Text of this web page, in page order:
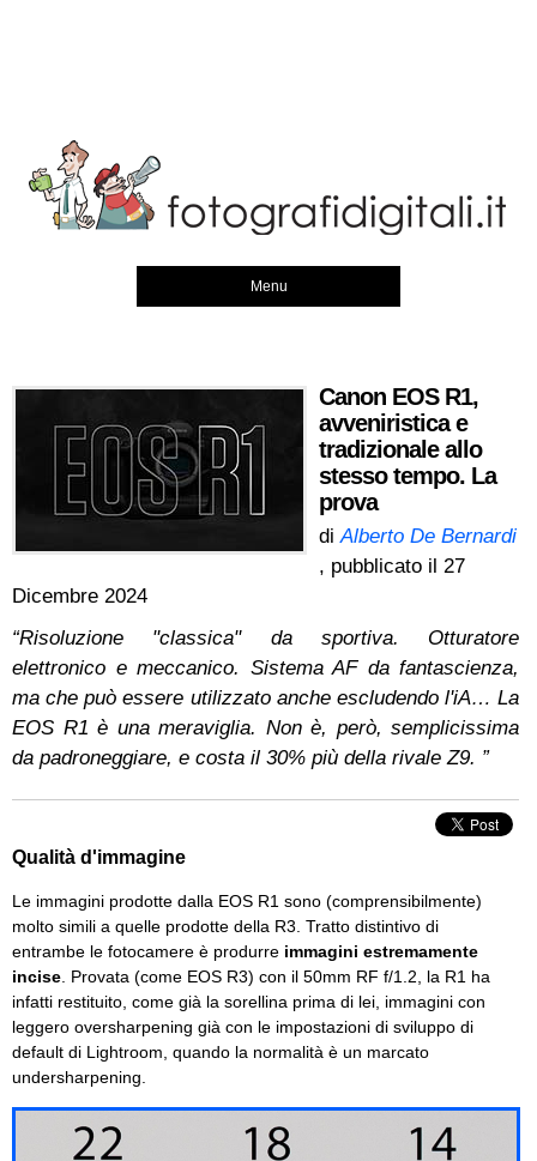
Menu
Canon EOS R1,
avveniristica e
tradizionale allo
stesso tempo. La
prova
diAlberto De Bernardi
, pubblicato il 27
Dicembre 2024
“Risoluzione "classica" da sportiva. Otturatore
elettronico e meccanico. Sistema AF da fantascienza,
ma che può essere utilizzato anche escludendo l'iA… La
EOS R1 è una meraviglia. Non è, però, semplicissima
da padroneggiare, e costa il 30% più della rivale Z9. ”
Qualità d'immagine
Le immagini prodotte dalla EOS R1 sono (comprensibilmente)
molto simili a quelle prodotte della R3. Tratto distintivo di
entrambe le fotocamere è produrre immagini estremamente
incise . Provata (come EOS R3) con il 50mm RF f/1.2, la R1 ha
infatti restituito, come già la sorellina prima di lei, immagini con
leggero oversharpening già con le impostazioni di sviluppo di
default di Lightroom, quando la normalità è un marcato
undersharpening.